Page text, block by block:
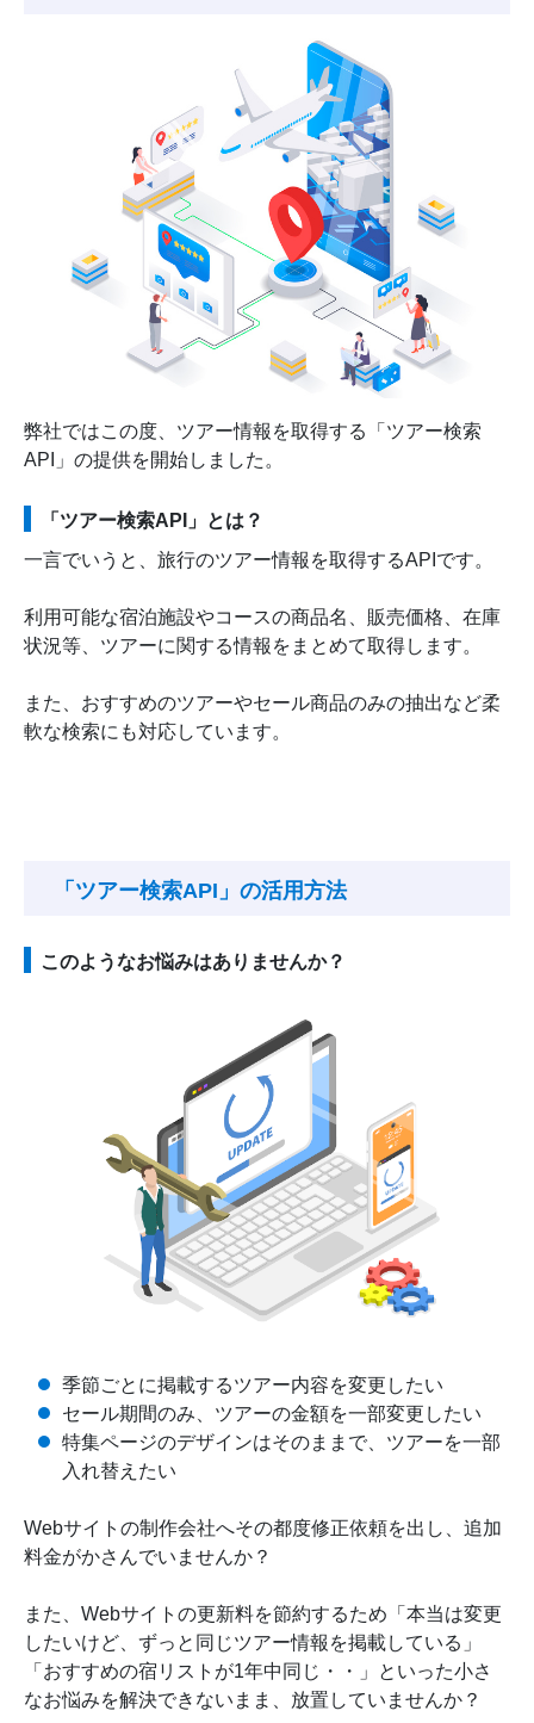
弊社ではこの度、ツアー情報を取得する「ツアー検索
API」の提供を開始しました。
「ツアー検索API」とは？
一言でいうと、旅行のツアー情報を取得するAPIです。
利用可能な宿泊施設やコースの商品名、販売価格、在庫
状況等、ツアーに関する情報をまとめて取得します。
また、おすすめのツアーやセール商品のみの抽出など柔
軟な検索にも対応しています。
「ツアー検索API」の活用方法
このようなお悩みはありませんか？
季節ごとに掲載するツアー内容を変更したい
セール期間のみ、ツアーの金額を一部変更したい
特集ページのデザインはそのままで、ツアーを一部
入れ替えたい
Webサイトの制作会社へその都度修正依頼を出し、追加
料金がかさんでいませんか？
また、Webサイトの更新料を節約するため「本当は変更
したいけど、ずっと同じツアー情報を掲載している」
「おすすめの宿リストが1年中同じ・・」といった小さ
なお悩みを解決できないまま、放置していませんか？